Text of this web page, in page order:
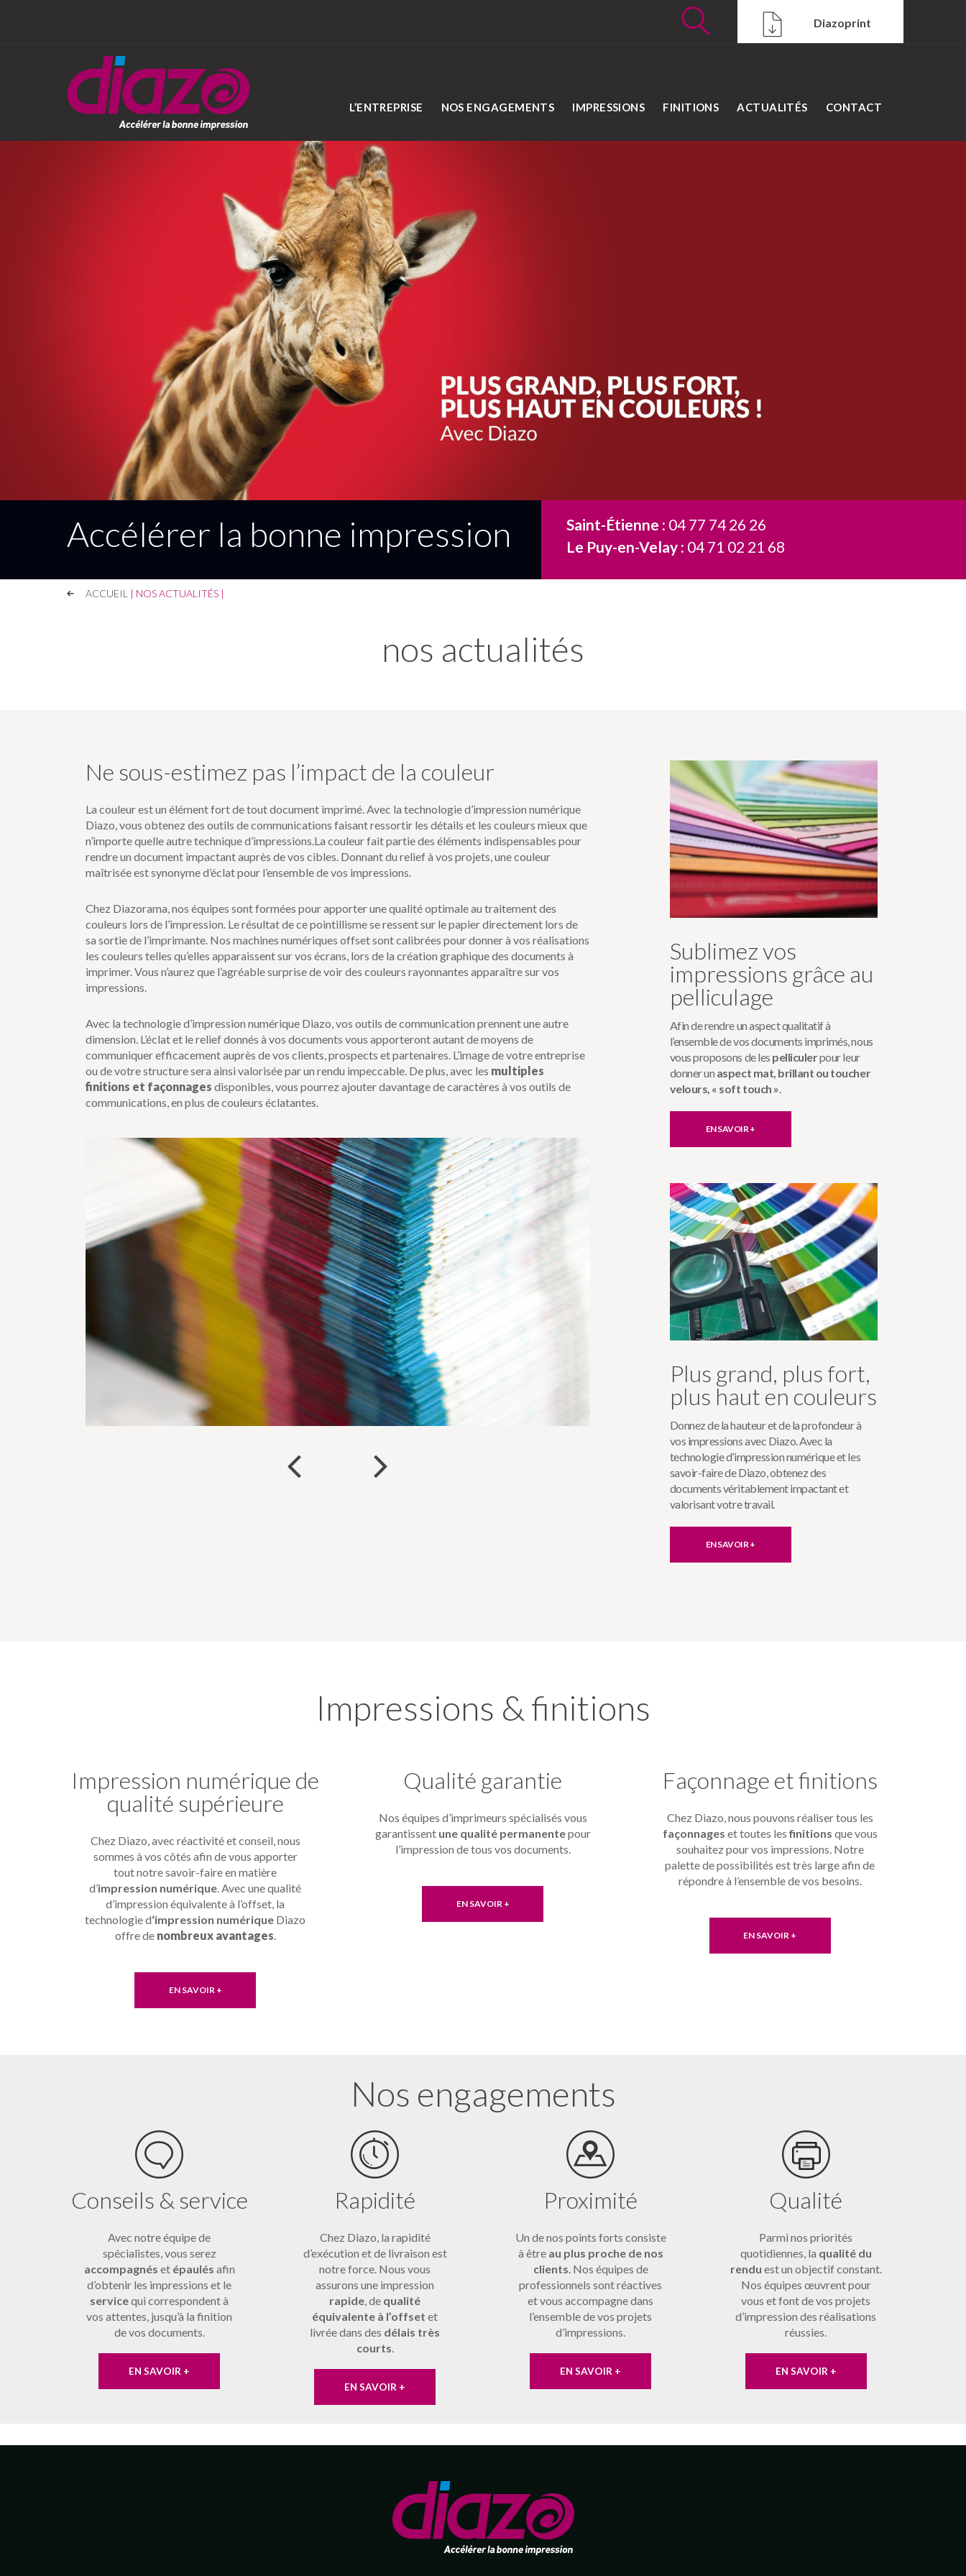
Diazoprint
L’ENTREPRISE NOS ENGAGEMENTS IMPRESSIONS FINITIONS ACTUALITÉS CONTACT
Accélérer la bonne impression Saint-Étienne : 04 77 74 26 26
Le Puy-en-Velay : 04 71 02 21 68
ACCUEIL | NOS ACTUALITÉS|
nos actualités
Ne sous-estimez pas l’impact de la couleur
La couleur est un élément fort de tout document imprimé. Avec la technologie d’impression numérique
Diazo, vous obtenez des outils de communications faisant ressortir les détails et les couleurs mieux que
n’importe quelle autre technique d’impressions. La couleur fait partie des éléments indispensables pour
rendre un document impactant auprès de vos cibles. Donnant du relief à vos projets, une couleur
maîtrisée est synonyme d’éclat pour l’ensemble de vos impressions.
Chez Diazorama, nos équipes sont formées pour apporter une qualité optimale au traitement des
couleurs lors de l’impression. Le résultat de ce pointillisme se ressent sur le papier directement lors de
sa sortie de l’imprimante. Nos machines numériques offset sont calibrées pour donner à vos réalisations
les couleurs telles qu’elles apparaissent sur vos écrans, lors de la création graphique des documents à
imprimer. Vous n’aurez que l’agréable surprise de voir des couleurs rayonnantes apparaître sur vos
impressions.
Avec la technologie d’impression numérique Diazo, vos outils de communication prennent une autre
dimension. L’éclat et le relief donnés à vos documents vous apporteront autant de moyens de
communiquer efficacement auprès de vos clients, prospects et partenaires. L’image de votre entreprise
ou de votre structure sera ainsi valorisée par un rendu impeccable. De plus, avec les multiples
finitions et façonnages disponibles, vous pourrez ajouter davantage de caractères à vos outils de
communications, en plus de couleurs éclatantes.
Sublimez vos
impressions grâce au
pelliculage
Afin de rendre un aspect qualitatif à
l’ensemble de vos documents imprimés, nous
vous proposons de les pelliculerpour leur
donner un aspect mat, brillant ou toucher
velours, « soft touch ».
EN SAVOIR +
Plus grand, plus fort,
plus haut en couleurs
Donnez de la hauteur et de la profondeur à
vos impressions avec Diazo. Avec la
technologie d’impression numérique et les
savoir-faire de Diazo, obtenez des
documents véritablement impactant et
valorisant votre travail.
EN SAVOIR +
Impressions & finitions
Impression numérique de
qualité supérieure
Chez Diazo, avec réactivité et conseil, nous
sommes à vos côtés afin de vous apporter
tout notre savoir-faire en matière
d’impression numérique. Avec une qualité
d’impression équivalente à l’offset, la
technologie d‘impression numérique Diazo
offre de nombreux avantages.
EN SAVOIR +
Qualité garantie
Nos équipes d’imprimeurs spécialisés vous
garantissent une qualité permanentepour
l’impression de tous vos documents.
EN SAVOIR +
Façonnage et finitions
Chez Diazo, nous pouvons réaliser tous les
façonnages et toutes lesfinitions que vous
souhaitez pour vos impressions. Notre
palette de possibilités est très large afin de
répondre à l’ensemble de vos besoins.
EN SAVOIR +
Nos engagements
Conseils & service
Avec notre équipe de
spécialistes, vous serez
accompagnés etépaulés afin
d’obtenir les impressions et le
servicequi correspondent à
vos attentes, jusqu’à la finition
de vos documents.
EN SAVOIR +
Rapidité
Chez Diazo, la rapidité
d’exécution et de livraison est
notre force. Nous vous
assurons une impression
rapide, de qualité
équivalente à l’offset et
livrée dans des délais très
courts.
EN SAVOIR +
Proximité
Un de nos points forts consiste
à êtreau plus proche de nos
clients. Nos équipes de
professionnels sont réactives
et vous accompagne dans
l’ensemble de vos projets
d’impressions.
EN SAVOIR +
Qualité
Parmi nos priorités
quotidiennes, la qualité du
rendu est un objectif constant.
Nos équipes œuvrent pour
vous et font de vos projets
d’impression des réalisations
réussies.
EN SAVOIR +